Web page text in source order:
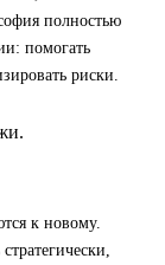
полностью
помогать
риски.
к новому.